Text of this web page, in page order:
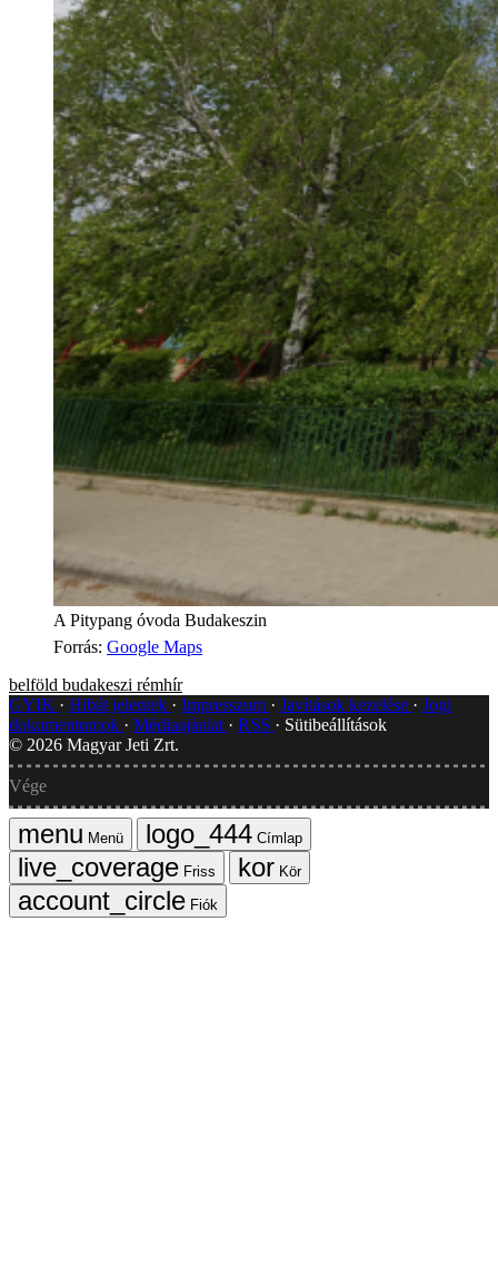
A Pitypang óvoda Budakeszin
Forrás: Google Maps
belföld budakeszi rémhír
GYIK
Hibát jelentek Impresszum Javítások kezelése
Jogi
dokumentumok
Médiaajánlat RSS
Sütibeállítások
© 2026 Magyar Jeti Zrt.
Vége
Menü
Címlap
Friss
Kör
Fiók